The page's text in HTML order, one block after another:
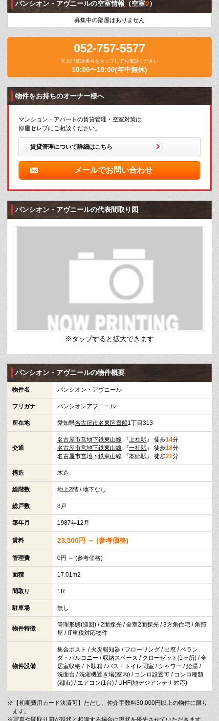
パンシオン・アヴニールの空室情報 （空室0）
募集中の部屋はありません
052-757-5577
※上記電話番号をタップしてお電話ください
10:00〜19:00(年中無休)
物件をお持ちのオーナー様へ
マンション・アパートの賃貸管理・空室対策は
部屋セレブにご相談ください。
賃貸管理について詳細はこちら
メールでお問い合わせ
パンシオン・アヴニールの代表間取り図
※タップすると拡大できます
パンシオン・アヴニールの物件概要
物件名 パンシオン・アヴニール
フリガナ パンシオンアブニール
所在地 愛知県名古屋市名東区貴船1丁目313
交通
名古屋市営地下鉄東山線 『 上社駅 』 徒歩14分
名古屋市営地下鉄東山線 『一社駅 』 徒歩18分
名古屋市営地下鉄東山線 『本郷駅 』 徒歩21分
構造 木造
総階数 地上2階 / 地下なし
総戸数 8戸
築年月 1987年12月
賃料 23,500円 ～ (参考価格)
管理費 0円 ～ (参考価格)
面積 17.01m2
間取り 1R
駐車場 無し
物件特徴
管理形態(巡回) / 2面採光 / 全室2面採光 / 3方角住宅 / 角部
屋 / IT重税対応物件
物件設備
集合ポスト / 火災報知器 / フローリング / 出窓 / ベラン
ダ・バルコニー / 収納スペース / クローゼット(1ヶ所) / 全
居室収納 / 下駄箱 / バス・トイレ同室 / シャワー / 給湯 /
洗面台 / 洗濯機置き場(室内) / コンロ設置可 / コンロ種類
(都市) / エアコン(1台) / UHF(地デジアンテナ対応)
※【初期費用カード決済可】ただし、仲介手数料30,000円以上の物件に限り
ます。
※写真や間取り図が現状と相違する場合は現状を優先させていただきます。